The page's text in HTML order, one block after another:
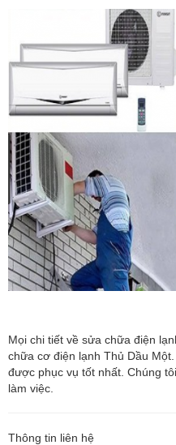
Mọi chi tiết về sửa chữa điện
chữa cơ điện lạnh Thủ Dầu
được phục vụ tốt nhất. Chúng
làm việc.
Thông tin liên hệ